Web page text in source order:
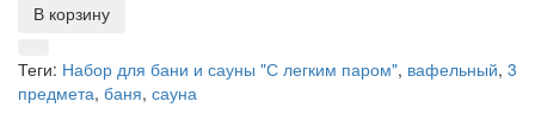
В корзину
Теги: Набор для бани и сауны "С легким паром", вафельный, 3
предмета, баня, сауна